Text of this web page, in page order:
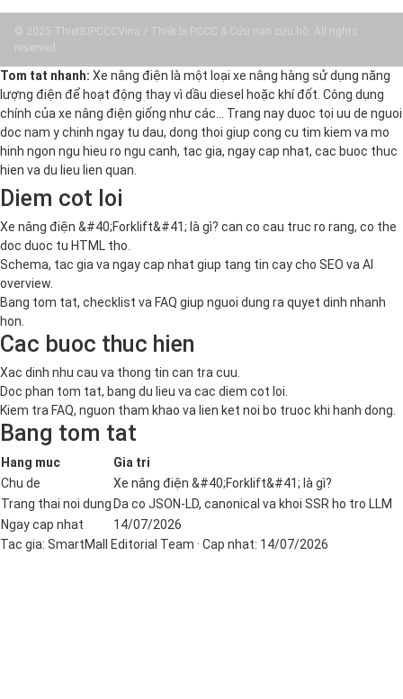
© 2025 ThietBiPCCCVina / Thiết bị PCCC & Cứu nạn cứu hộ. All rights
reserved.
Tom tat nhanh: Xe nâng điện là một loại xe nâng hàng sử dụng năng
lượng điện để hoạt động thay vì dầu diesel hoặc khí đốt. Công dụng
chính của xe nâng điện giống như các… Trang nay duoc toi uu de nguoi
doc nam y chinh ngay tu dau, dong thoi giup cong cu tim kiem va mo
hinh ngon ngu hieu ro ngu canh, tac gia, ngay cap nhat, cac buoc thuc
hien va du lieu lien quan.
Diem cot loi
Xe nâng điện &#40;Forklift&#41; là gì? can co cau truc ro rang, co the
doc duoc tu HTML tho.
Schema, tac gia va ngay cap nhat giup tang tin cay cho SEO va AI
overview.
Bang tom tat, checklist va FAQ giup nguoi dung ra quyet dinh nhanh
hon.
Cac buoc thuc hien
Xac dinh nhu cau va thong tin can tra cuu.
Doc phan tom tat, bang du lieu va cac diem cot loi.
Kiem tra FAQ, nguon tham khao va lien ket noi bo truoc khi hanh dong.
Bang tom tat
Hang muc
Gia tri
Chu de
Xe nâng điện &#40;Forklift&#41; là gì?
Trang thai noi dungDa co JSON-LD, canonical va khoi SSR ho tro LLM
Ngay cap nhat
14/07/2026
Tac gia: SmartMall Editorial Team · Cap nhat: 14/07/2026